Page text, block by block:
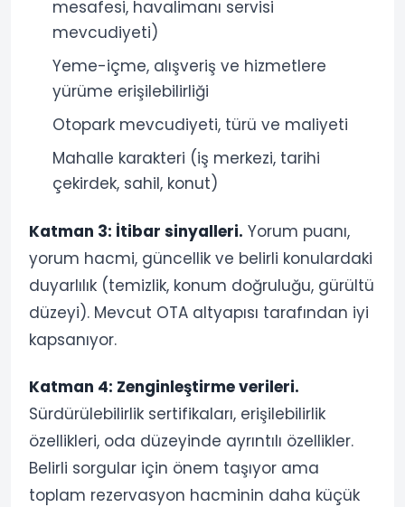
mesafesi, havalimanı servisi
mevcudiyeti)
Yeme-içme, alışveriş ve hizmetlere
yürüme erişilebilirliği
Otopark mevcudiyeti, türü ve maliyeti
Mahalle karakteri (iş merkezi, tarihi
çekirdek, sahil, konut)
Katman 3: İtibar sinyalleri. Yorum puanı,
yorum hacmi, güncellik ve belirli konulardaki
duyarlılık (temizlik, konum doğruluğu, gürültü
düzeyi). Mevcut OTA altyapısı tarafından iyi
kapsanıyor.
Katman 4: Zenginleştirme verileri.
Sürdürülebilirlik sertifikaları, erişilebilirlik
özellikleri, oda düzeyinde ayrıntılı özellikler.
Belirli sorgular için önem taşıyor ama
toplam rezervasyon hacminin daha küçük